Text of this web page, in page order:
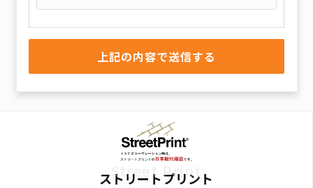
Street Print
ストリートプリント